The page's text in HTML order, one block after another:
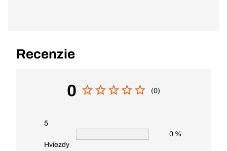
Recenzie
0 (0)
5
Hviezdy
0 %